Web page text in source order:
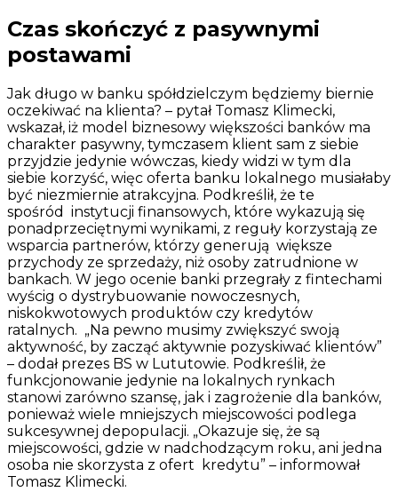
Czas skończyć z pasywnymi
postawami
Jak długo w banku spółdzielczym będziemy biernie
oczekiwać na klienta? – pytał Tomasz Klimecki,
wskazał, iż model biznesowy większości banków ma
charakter pasywny, tymczasem klient sam z siebie
przyjdzie jedynie wówczas, kiedy widzi w tym dla
siebie korzyść, więc oferta banku lokalnego musiałaby
być niezmiernie atrakcyjna. Podkreślił, że te
spośród instytucji finansowych, które wykazują się
ponadprzeciętnymi wynikami, z reguły korzystają ze
wsparcia partnerów, którzy generują większe
przychody ze sprzedaży, niż osoby zatrudnione w
bankach. W jego ocenie banki przegrały z fintechami
wyścig o dystrybuowanie nowoczesnych,
niskokwotowych produktów czy kredytów
ratalnych. „Na pewno musimy zwiększyć swoją
aktywność, by zacząć aktywnie pozyskiwać klientów”
– dodał prezes BS w Lututowie. Podkreślił, że
funkcjonowanie jedynie na lokalnych rynkach
stanowi zarówno szansę, jak i zagrożenie dla banków,
ponieważ wiele mniejszych miejscowości podlega
sukcesywnej depopulacji. „Okazuje się, że są
miejscowości, gdzie w nadchodzącym roku, ani jedna
osoba nie skorzysta z ofert kredytu” – informował
Tomasz Klimecki.